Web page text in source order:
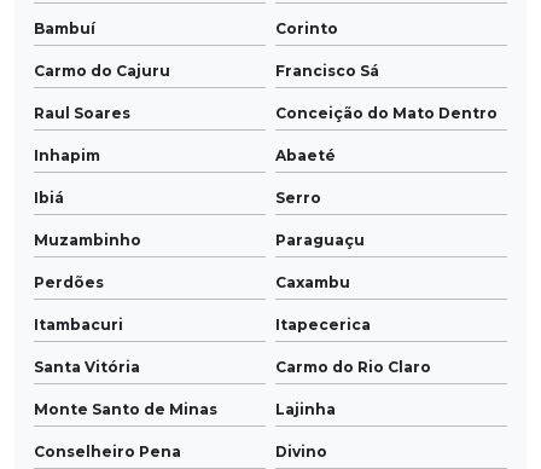
Bambuí Corinto
Carmo do Cajuru Francisco Sá
Raul Soares Conceição do Mato Dentro
Inhapim Abaeté
Ibiá Serro
Muzambinho Paraguaçu
Perdões Caxambu
Itambacuri Itapecerica
Santa Vitória Carmo do Rio Claro
Monte Santo de Minas Lajinha
Conselheiro Pena Divino